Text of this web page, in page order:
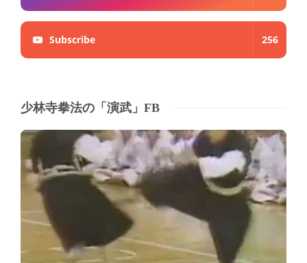
Subscribe 256
少林寺拳法の「演武」FB